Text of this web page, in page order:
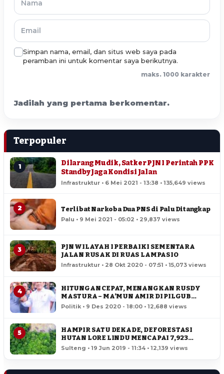
Simpan nama, email, dan situs web saya pada
peramban ini untuk komentar saya berikutnya.
maks. 1000 karakter
Jadilah yang pertama berkomentar.
Terpopuler
1
Dilarang Mudik, Satker PJN I Perintah PPK
Standby Jaga Kondisi Jalan
Infrastruktur • 6 Mei 2021 - 13:38 • 135,649 views
2 Terlibat Narkoba Dua PNS di Palu Ditangkap
Palu • 9 Mei 2021 - 05:02 • 29,837 views
3
PJN WILAYAH I PERBAIKI SEMENTARA
JALAN RUSAK DI RUAS LAMPASIO
Infrastruktur • 28 Okt 2020 - 07:51 • 15,073 views
4
HITUNGAN CEPAT, MENANGKAN RUSDY
MASTURA – MA’MUN AMIR DI PILGUB
SULTENG
Politik • 9 Des 2020 - 18:00 • 12,688 views
5
HAMPIR SATU DEKADE, DEFORESTASI
HUTAN LORE LINDU MENCAPAI 7,923
HEKTAR
Sulteng • 19 Jun 2019 - 11:34 • 12,139 views